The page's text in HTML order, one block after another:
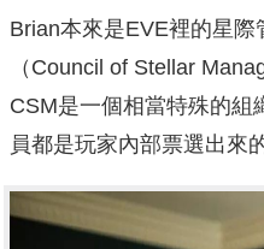
Brian本來是EVE裡的星際
（Council of Stellar
CSM是一個相當特殊的組
員都是玩家內部票選出來